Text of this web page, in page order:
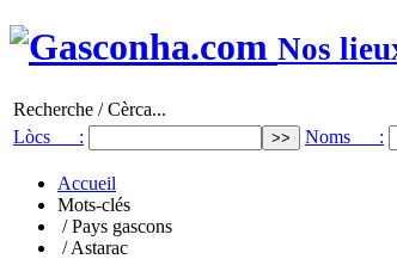
Nos
Recherche / Cèrca...
Lòcs :
Noms :
Accueil
Mots-clés
/ Pays gascons
/ Astarac